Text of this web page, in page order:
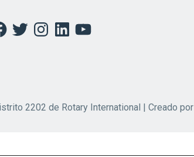
TwitterInstagramLinkedInYouTube
2202 de Rotary International | Creado por